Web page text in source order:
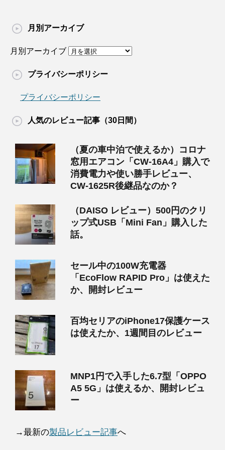
月別アーカイブ
月別アーカイブ
プライバシーポリシー
プライバシーポリシー
人気のレビュー記事（30日間）
（夏の車中泊で使えるか）コロナ
窓用エアコン「CW-16A4」購入で
消費電力や使い勝手レビュー、
CW-1625R後継品なのか？
（DAISO レビュー）500円のクリ
ップ式USB「Mini Fan」購入した
話。
セール中の100W充電器
「EcoFlow RAPID Pro」は使えた
か、開封レビュー
百均セリアのiPhone17保護ケース
は使えたか、1週間目のレビュー
MNP1円で入手した6.7型「OPPO
A5 5G」は使えるか、開封レビュ
ー
→最新の製品レビュー記事へ